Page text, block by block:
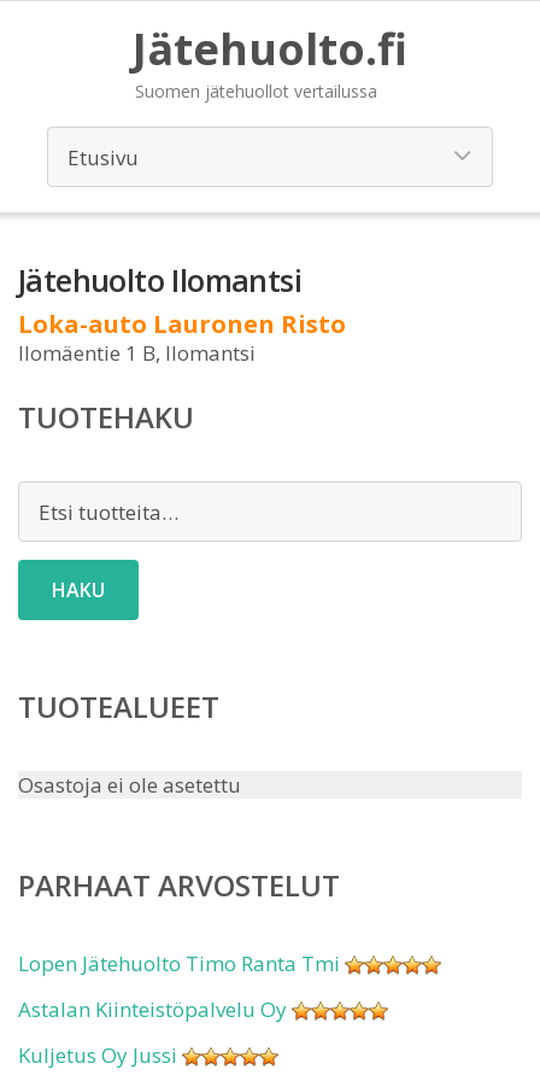
Jätehuolto.fi
Suomen jätehuollot vertailussa
Jätehuolto Ilomantsi
Loka-auto Lauronen Risto
Ilomäentie 1 B, Ilomantsi
TUOTEHAKU
HAKU
TUOTEALUEET
Osastoja ei ole asetettu
PARHAAT ARVOSTELUT
Lopen Jätehuolto Timo Ranta Tmi
Astalan Kiinteistöpalvelu Oy
Kuljetus Oy Jussi